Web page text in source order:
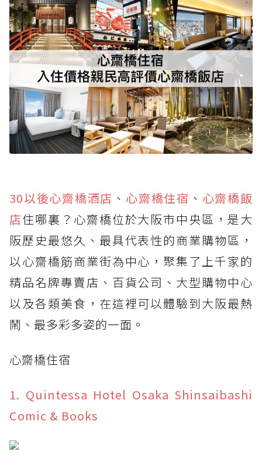
30以後心齋橋酒店 、 心齋橋住宿 、 心齋橋飯
店住哪裏？心齋橋位於大阪市中央區，是大
阪歷史最悠久、最具代表性的商業購物區，
以心齋橋筋商業街為中心，聚集了上千家的
精品名牌專賣店、百貨公司、大型購物中心
以及各類美食，在這裡可以體驗到大阪最熱
鬧、最多彩多姿的一面。
心齋橋住宿
1. Quintessa Hotel Osaka Shinsaibashi
Comic & Books